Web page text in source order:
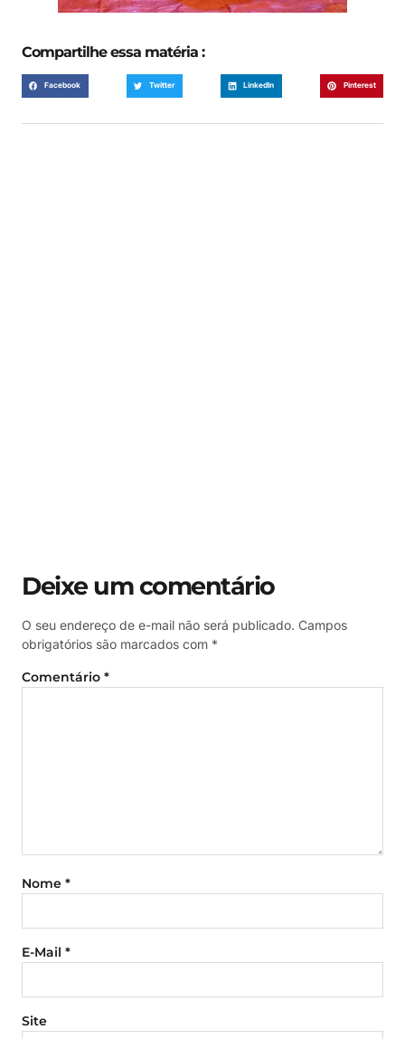
Compartilhe essa matéria :
Facebook Twitter LinkedIn Pinterest
Deixe um comentário
O seu endereço de e-mail não será publicado. Campos
obrigatórios são marcados com *
Comentário *
Nome *
E-Mail *
Site